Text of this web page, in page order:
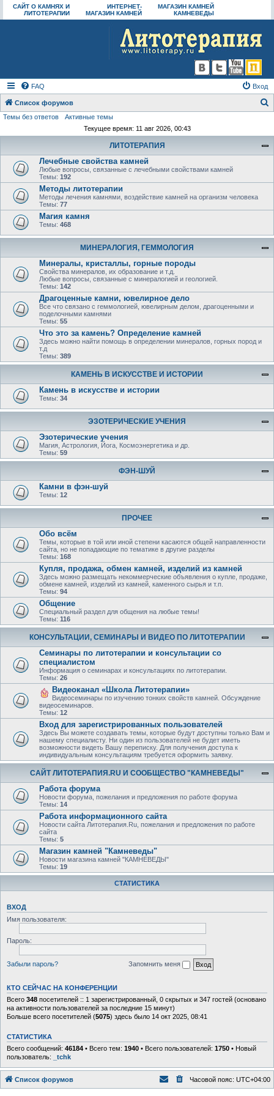
САЙТ О КАМНЯХ И
ЛИТОТЕРАПИИ
ИНТЕРНЕТ-
МАГАЗИН КАМНЕЙ
МАГАЗИН КАМНЕЙ
КАМНЕВЕДЫ
FAQ Вход
Список форумов
Темы без ответов
Активные темы
Текущее время: 11 авг 2026, 00:43
ЛИТОТЕРАПИЯ
Лечебные свойства камней
Любые вопросы, связанные с лечебными свойствами камней
Темы: 192
Методы литотерапии
Методы лечения камнями, воздействие камней на организм человека
Темы: 77
Магия камня
Темы: 468
МИНЕРАЛОГИЯ, ГЕММОЛОГИЯ
Минералы, кристаллы, горные породы
Свойства минералов, их образование и т.д.
Любые вопросы, связанные с минералогией и геологией.
Темы: 142
Драгоценные камни, ювелирное дело
Все что связано с геммологией, ювелирным делом, драгоценными и
поделочными камнями
Темы: 55
Что это за камень? Определение камней
Здесь можно найти помощь в определении минералов, горных пород и
т.д
Темы: 389
КАМЕНЬ В ИСКУССТВЕ И ИСТОРИИ
Камень в искусстве и истории
Темы: 34
ЭЗОТЕРИЧЕСКИЕ УЧЕНИЯ
Эзотерические учения
Магия, Астрология, Йога, Космоэнергетика и др.
Темы: 59
ФЭН-ШУЙ
Камни в фэн-шуй
Темы: 12
ПРОЧЕЕ
Обо всём
Темы, которые в той или иной степени касаются общей направленности
сайта, но не попадающие по тематике в другие разделы
Темы: 168
Купля, продажа, обмен камней, изделий из камней
Здесь можно размещать некоммерческие объявления о купле, продаже,
обмене камней, изделий из камней, каменного сырья и т.п.
Темы: 94
Общение
Специальный раздел для общения на любые темы!
Темы: 116
КОНСУЛЬТАЦИИ, СЕМИНАРЫ И ВИДЕО ПО ЛИТОТЕРАПИИ
Семинары по литотерапии и консультации со
специалистом
Информация о семинарах и консультациях по литотерапии.
Темы: 26
Видеоканал «Школа Литотерапии»
Видеосеминары по изучению тонких свойств камней. Обсуждение
видеосеминаров.
Темы: 12
Вход для зарегистрированных пользователей
Здесь Вы можете создавать темы, которые будут доступны только Вам и
нашему специалисту. Ни один из пользователей не будет иметь
возможности видеть Вашу переписку. Для получения доступа к
индивидуальным консультациям требуется оформить заявку.
САЙТ ЛИТОТЕРАПИЯ.RU И СООБЩЕСТВО "КАМНЕВЕДЫ"
Работа форума
Новости форума, пожелания и предложения по работе форума
Темы: 14
Работа информационного сайта
Новости сайта Литотерапия.Ru, пожелания и предложения по работе
сайта
Темы: 5
Магазин камней "Камневеды"
Новости магазина камней "КАМНЕВЕДЫ"
Темы: 19
СТАТИСТИКА
ВХОД
Имя пользователя:
Пароль:
Забыли пароль? Запомнить меня
КТО СЕЙЧАС НА КОНФЕРЕНЦИИ
Всего 348 посетителей :: 1 зарегистрированный, 0 скрытых и 347 гостей (основано
на активности пользователей за последние 15 минут)
Больше всего посетителей (5075) здесь было 14 окт 2025, 08:41
СТАТИСТИКА
Всего сообщений: 46184 • Всего тем: 1940 • Всего пользователей: 1750 • Новый
пользователь:
_tchk
Список форумов Часовой пояс: UTC+04:00